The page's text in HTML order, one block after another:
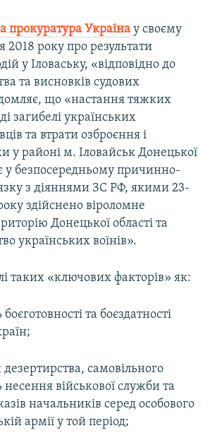
прокуратура Україна у своєму
2018 року про результати
у Іловаську, «відповідно до
та висновків судових
що «настання тяжких
загибелі українських
та втрати озброєння і
у районі м. Іловайськ Донецької
у безпосередньому причинно-
з діяннями ЗС РФ, якими 23-
здійснено віроломне
Донецької області та
українських воїнів».
таких «ключових факторів» як:
та боєздатності
самовільного
військової служби та
начальників серед особового
армії у той період;